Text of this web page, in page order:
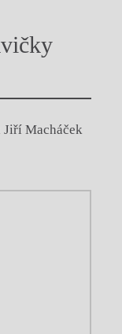
Jiří Macháček